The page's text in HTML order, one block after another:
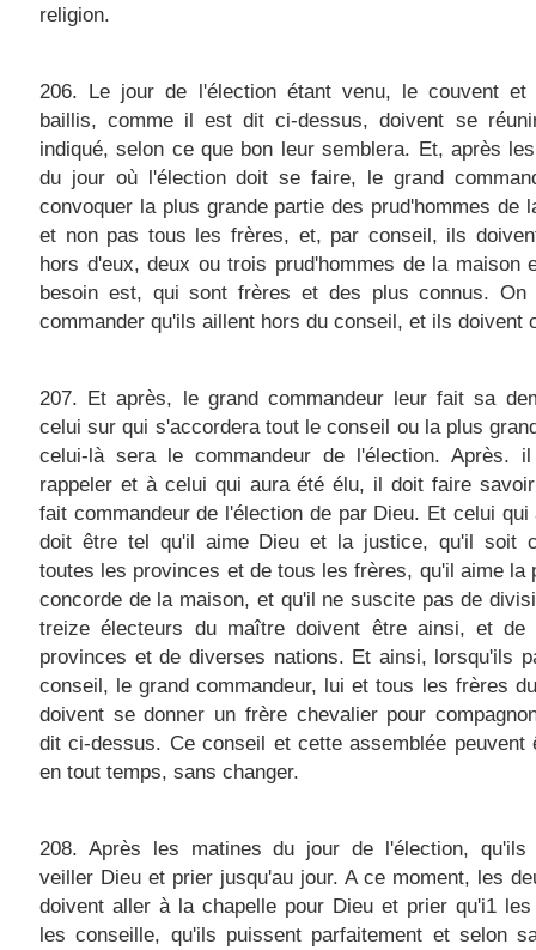
religion.
206. Le jour de l'élection étant venu, le couvent et
baillis, comme il est dit ci-dessus, doivent se
indiqué, selon ce que bon leur semblera. Et, après
du jour où l'élection doit se faire, le grand
convoquer la plus grande partie des prud'hommes de
et non pas tous les frères, et, par conseil, ils
hors d'eux, deux ou trois prud'hommes de la maison
besoin est, qui sont frères et des plus connus. On
commander qu'ils aillent hors du conseil, et ils doivent
207. Et après, le grand commandeur leur fait sa
celui sur qui s'accordera tout le conseil ou la plus
celui-là sera le commandeur de l'élection. Après.
rappeler et à celui qui aura été élu, il doit faire
fait commandeur de l'élection de par Dieu. Et celui qui
doit être tel qu'il aime Dieu et la justice, qu'il soit
toutes les provinces et de tous les frères, qu'il aime la
concorde de la maison, et qu'il ne suscite pas de
treize électeurs du maître doivent être ainsi, et de
provinces et de diverses nations. Et ainsi, lorsqu'ils
conseil, le grand commandeur, lui et tous les frères
doivent se donner un frère chevalier pour
dit ci-dessus. Ce conseil et cette assemblée peuvent
en tout temps, sans changer.
208. Après les matines du jour de l'élection, qu'ils
veiller Dieu et prier jusqu'au jour. A ce moment, les
doivent aller à la chapelle pour Dieu et prier qu'i1
les conseille, qu'ils puissent parfaitement et selon